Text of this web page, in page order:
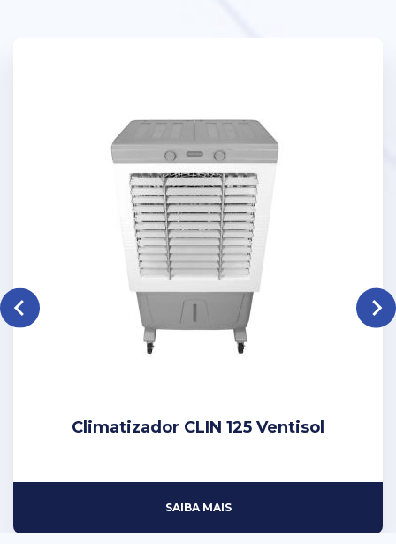
Climatizador CLIN 125 Ventisol
SAIBA MAIS